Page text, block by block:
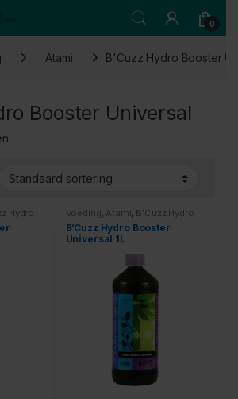
0
Atami B'Cuzz Hydro Booster
Booster Universal
Hydro Voeding, Atami, B'Cuzz Hydro
Booster Universal
B’Cuzz Hydro Booster
Universal 1L